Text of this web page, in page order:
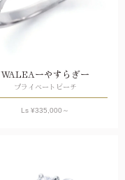
WALEAーやすらぎー
プライベートビーチ
Ls ¥335,000 ～